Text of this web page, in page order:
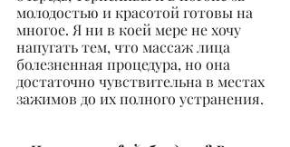
молодостью и красотой готовы на
многое. Я ни в коей мере не хочу
напугать тем, что массаж лица
болезненная процедура, но она
достаточно чувствительна в местах
зажимов до их полного устранения.